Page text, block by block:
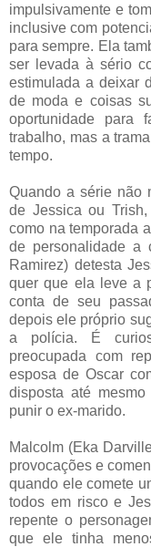
impulsivamente e
inclusive com
para sempre. Ela
ser levada à sério
estimulada a deixar
de moda e coisas
oportunidade para
trabalho, mas a
tempo.
Quando a série não
de Jessica ou
como na temporada
de personalidade a
Ramirez) detesta
quer que ela leve a
conta de seu
depois ele próprio
a polícia. É
preocupada com
esposa de Oscar
disposta até
punir o ex-marido.
Malcolm (Eka
provocações e
quando ele comete
todos em risco e
repente o
que ele tinha